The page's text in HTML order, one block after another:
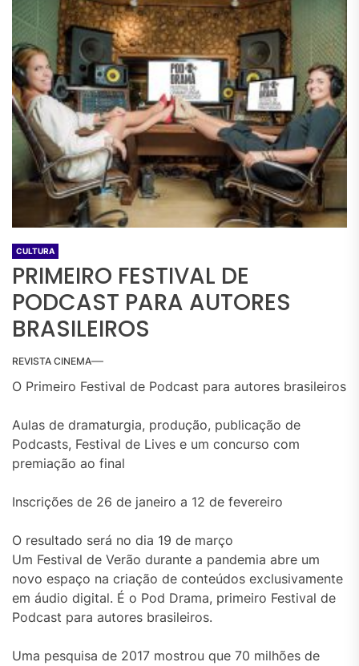
CULTURA
PRIMEIRO FESTIVAL DE
PODCAST PARA AUTORES
BRASILEIROS
REVISTA CINEMA
O Primeiro Festival de Podcast para autores brasileiros
Aulas de dramaturgia, produção, publicação de
Podcasts, Festival de Lives e um concurso com
premiação ao final
Inscrições de 26 de janeiro a 12 de fevereiro
O resultado será no dia 19 de março
Um Festival de Verão durante a pandemia abre um
novo espaço na criação de conteúdos exclusivamente
em áudio digital. É o Pod Drama, primeiro Festival de
Podcast para autores brasileiros.
Uma pesquisa de 2017 mostrou que 70 milhões de